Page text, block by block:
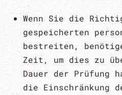
Wenn Sie die
gespeicherten
bestreiten,
Zeit, um dies zu
Dauer der Prüfung
die Einschränkung